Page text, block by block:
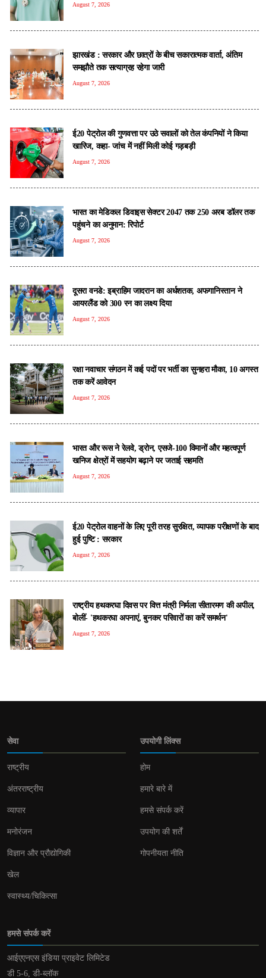
August 7, 2026
झारखंड : सरकार और छात्रों के बीच सकारात्मक वार्ता, अंतिम
समझौते तक सत्याग्रह रहेगा जारी
August 7, 2026
ई20 पेट्रोल की गुणवत्ता पर उठे सवालों को तेल कंपनियों ने किया
खारिज, कहा- जांच में नहीं मिली कोई गड़बड़ी
August 7, 2026
भारत का मेडिकल डिवाइस सेक्टर 2047 तक 250 अरब डॉलर तक
पहुंचने का अनुमान: रिपोर्ट
August 7, 2026
दूसरा वनडे: इब्राहिम जादरान का अर्धशतक, अफगानिस्तान ने
आयरलैंड को 300 रन का लक्ष्य दिया
August 7, 2026
रक्षा नवाचार संगठन में कई पदों पर भर्ती का सुनहरा मौका, 10 अगस्त
तक करें आवेदन
August 7, 2026
भारत और रूस ने रेलवे, ड्रोन, एसजे-100 विमानों और महत्वपूर्ण
खनिज क्षेत्रों में सहयोग बढ़ाने पर जताई सहमति
August 7, 2026
ई20 पेट्रोल वाहनों के लिए पूरी तरह सुरक्षित, व्यापक परीक्षणों के बाद
हुई पुष्टि : सरकार
August 7, 2026
राष्ट्रीय हथकरघा दिवस पर वित्त मंत्री निर्मला सीतारमण की अपील,
बोलीं- 'हथकरघा अपनाएं, बुनकर परिवारों का करें समर्थन'
August 7, 2026
सेवा
राष्ट्रीय
अंतरराष्ट्रीय
व्यापार
मनोरंजन
विज्ञान और प्रौद्योगिकी
खेल
स्वास्थ्य/चिकित्सा
उपयोगी लिंक्स
होम
हमारे बारे में
हमसे संपर्क करें
उपयोग की शर्तें
गोपनीयता नीति
हमसे संपर्क करें
आईएएनएस इंडिया प्राइवेट लिमिटेड
डी 5-6, डी-ब्लॉक